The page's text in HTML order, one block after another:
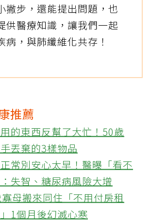
撇步，還能提出問題，也
供醫療知識，讓我們一起
病，與肺纖維化共存！
推薦
的東西反幫了大忙！50歲
丟棄的3樣物品
常別安心太早！醫曝「看不
失智、糖尿病風險大增
母搬來同住「不用付房租
1個月後幻滅心寒